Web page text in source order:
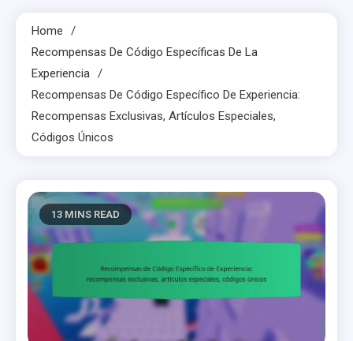
Home
Recompensas De Código Específicas De La
Experiencia
Recompensas De Código Específico De Experiencia:
Recompensas Exclusivas, Artículos Especiales,
Códigos Únicos
13 MINS READ